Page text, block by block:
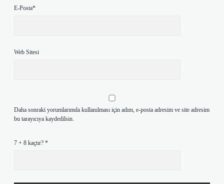
E-Posta*
Web Sitesi
Daha sonraki yorumlarımda kullanılması için adım, e-posta adresim ve site adresim
bu tarayıcıya kaydedilsin.
7 + 8 kaçtır? *